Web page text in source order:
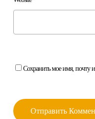
Сохранить мое имя, почту